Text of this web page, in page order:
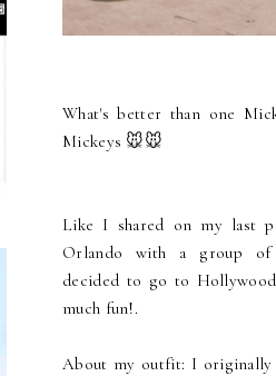
What's better than one
Mickeys 🐭🐭
Like I shared on my last
Orlando with a group
decided to go to
much fun!.
About my outfit: I originally